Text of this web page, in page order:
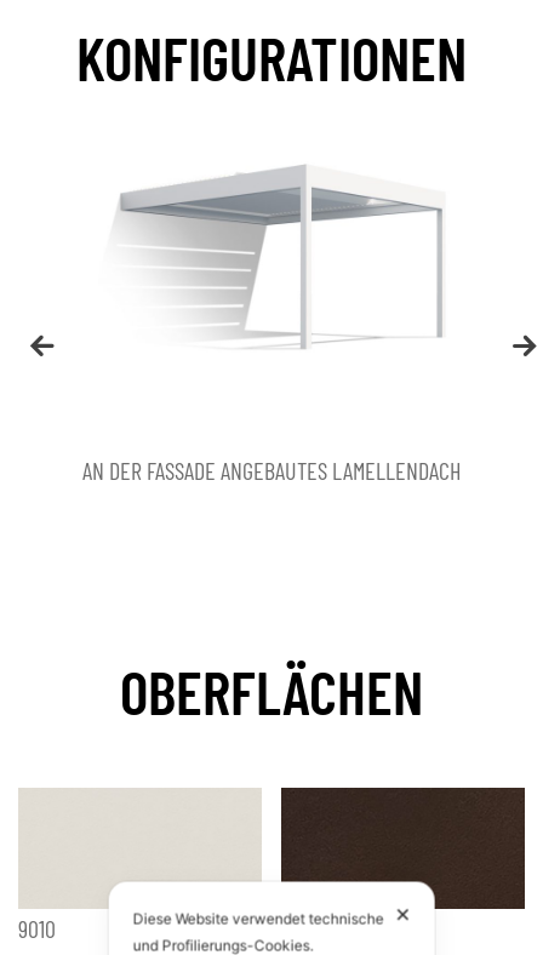
KONFIGURATIONEN
GEKOPPELTE MODULE AUF BEIDEN SEITEN (BREITE UND TIEFE)
OBERFLÄCHEN
9010 Marmorbraun ✕
Diese Website verwendet technische
und Profilierungs-Cookies.